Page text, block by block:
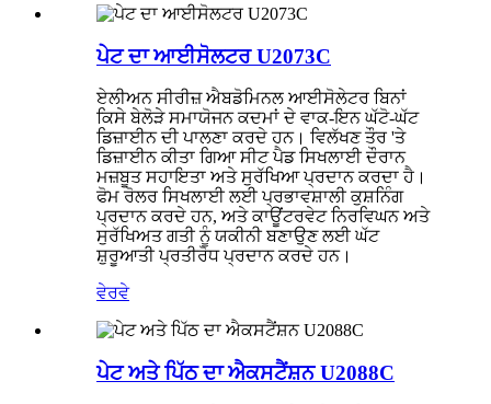
ਪੇਟ ਦਾ ਆਈਸੋਲਟਰ U2073C
ਏਲੀਅਨ ਸੀਰੀਜ਼ ਐਬਡੋਮਿਨਲ ਆਈਸੋਲੇਟਰ ਬਿਨਾਂ
ਕਿਸੇ ਬੇਲੋੜੇ ਸਮਾਯੋਜਨ ਕਦਮਾਂ ਦੇ ਵਾਕ-ਇਨ ਘੱਟੋ-ਘੱਟ
ਡਿਜ਼ਾਈਨ ਦੀ ਪਾਲਣਾ ਕਰਦੇ ਹਨ। ਵਿਲੱਖਣ ਤੌਰ 'ਤੇ
ਡਿਜ਼ਾਈਨ ਕੀਤਾ ਗਿਆ ਸੀਟ ਪੈਡ ਸਿਖਲਾਈ ਦੌਰਾਨ
ਮਜ਼ਬੂਤ ​​ਸਹਾਇਤਾ ਅਤੇ ਸੁਰੱਖਿਆ ਪ੍ਰਦਾਨ ਕਰਦਾ ਹੈ।
ਫੋਮ ਰੋਲਰ ਸਿਖਲਾਈ ਲਈ ਪ੍ਰਭਾਵਸ਼ਾਲੀ ਕੁਸ਼ਨਿੰਗ
ਪ੍ਰਦਾਨ ਕਰਦੇ ਹਨ, ਅਤੇ ਕਾਊਂਟਰਵੇਟ ਨਿਰਵਿਘਨ ਅਤੇ
ਸੁਰੱਖਿਅਤ ਗਤੀ ਨੂੰ ਯਕੀਨੀ ਬਣਾਉਣ ਲਈ ਘੱਟ
ਸ਼ੁਰੂਆਤੀ ਪ੍ਰਤੀਰੋਧ ਪ੍ਰਦਾਨ ਕਰਦੇ ਹਨ।
ਵੇਰਵੇ
ਪੇਟ ਅਤੇ ਪਿੱਠ ਦਾ ਐਕਸਟੈਂਸ਼ਨ U2088C